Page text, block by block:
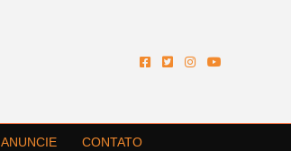
ANUNCIE CONTATO